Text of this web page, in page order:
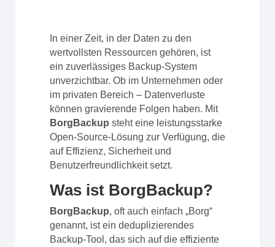
In einer Zeit, in der Daten zu den
wertvollsten Ressourcen gehören, ist
ein zuverlässiges Backup-System
unverzichtbar. Ob im Unternehmen oder
im privaten Bereich – Datenverluste
können gravierende Folgen haben. Mit
BorgBackup steht eine leistungsstarke
Open-Source-Lösung zur Verfügung, die
auf Effizienz, Sicherheit und
Benutzerfreundlichkeit setzt.
Was ist BorgBackup?
BorgBackup, oft auch einfach „Borg“
genannt, ist ein deduplizierendes
Backup-Tool, das sich auf die effiziente